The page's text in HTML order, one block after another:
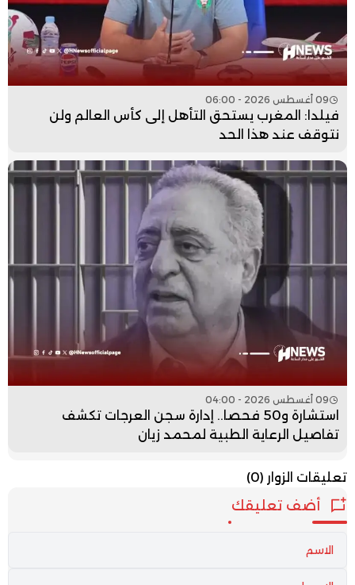
09 أغسطس 2026 - 06:00
فيلدا: المغرب يستحق التأهل إلى كأس العالم ولن
نتوقف عند هذا الحد
09 أغسطس 2026 - 04:00
استشارة و50 فحصا.. إدارة سجن العرجات تكشف
تفاصيل الرعاية الطبية لمحمد زيان
تعليقات الزوار (0)
أضف تعليقك